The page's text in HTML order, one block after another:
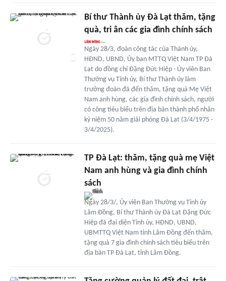
Bí thư Thành ủy Đà Lạt thăm, tặng
quà, tri ân các gia đình chính sách
Ngày 28/3, đoàn công tác của Thành ủy,
HĐND, UBND, Ủy ban MTTQ Việt Nam TP Đà
Lạt do đồng chí Đặng Đức Hiệp - Ủy viên Ban
Thường vụ Tỉnh ủy, Bí thư Thành ủy làm
trưởng đoàn đã đến thăm, tặng quà Mẹ Việt
Nam anh hùng, các gia đình chính sách, người
có công tiêu biểu trên địa bàn thành phố nhân
kỷ niệm 50 năm giải phóng Đà Lạt (3/4/1975 -
3/4/2025).
TP Đà Lạt: thăm, tặng quà mẹ Việt
Nam anh hùng và gia đình chính
sách
Ngày 28/3/, Ủy viên Ban Thường vụ Tỉnh ủy
Lâm Đồng, Bí thư Thành ủy Đà Lạt Đặng Đức
Hiệp đã đại diện Tỉnh ủy, HĐND, UBND,
UBMTTQ Việt Nam tỉnh Lâm Đồng đến thăm,
tặng quà 7 gia đình chính sách tiêu biểu trên
địa bàn TP Đà Lạt, tỉnh Lâm Đồng.